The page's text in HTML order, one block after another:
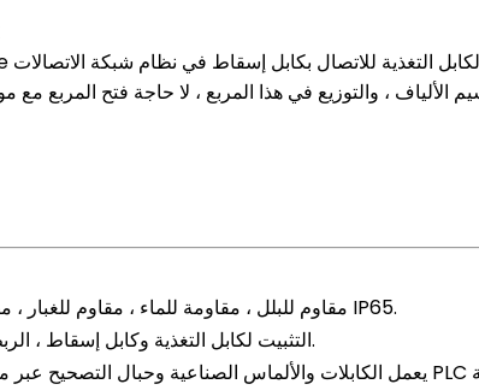
المواد: PC+ABS ، مقاوم للبلل ، مقاومة للماء ، مقاوم للغبار ، مضاد للشيخوخة ، مستوى الحماية حتى IP65.
التثبيت لكابل التغذية وكابل إسقاط ، الربط الألياف ، التثبيت ، التخزين ، التوزيع كل شيء في واحد.